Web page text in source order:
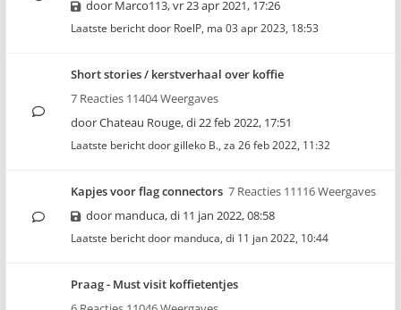
door Marco113,vr 23 apr 2021, 17:26
Laatste bericht door RoelP, ma 03 apr 2023, 18:53
Short stories / kerstverhaal over koffie
7 Reacties 11404 Weergaves
doorChateau Rouge,di 22 feb 2022, 17:51
Laatste bericht doorgilleko B., za 26 feb 2022, 11:32
Kapjes voor flag connectors 7 Reacties 11116 Weergaves
door manduca,di 11 jan 2022, 08:58
Laatste bericht door manduca, di 11 jan 2022, 10:44
Praag - Must visit koffietentjes